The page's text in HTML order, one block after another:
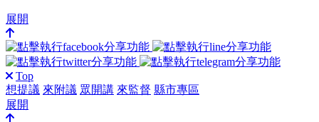
展開
Top
想提議 來附議 眾開講 來監督 縣市專區
展開